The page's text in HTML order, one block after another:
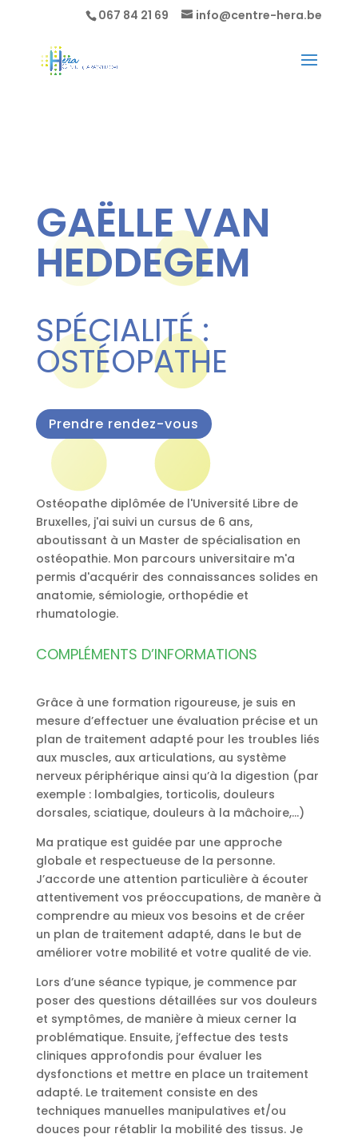
067 84 21 69 info@centre-hera.be
GAËLLE VAN
HEDDEGEM
SPÉCIALITÉ :
OSTÉOPATHE
Prendre rendez-vous
Ostéopathe diplômée de l'Université Libre de
Bruxelles, j'ai suivi un cursus de 6 ans,
aboutissant à un Master de spécialisation en
ostéopathie. Mon parcours universitaire m'a
permis d'acquérir des connaissances solides en
anatomie, sémiologie, orthopédie et
rhumatologie.
COMPLÉMENTS D’INFORMATIONS
Grâce à une formation rigoureuse, je suis en
mesure d’effectuer une évaluation précise et un
plan de traitement adapté pour les troubles liés
aux muscles, aux articulations, au système
nerveux périphérique ainsi qu’à la digestion (par
exemple : lombalgies, torticolis, douleurs
dorsales, sciatique, douleurs à la mâchoire,…)
Ma pratique est guidée par une approche
globale et respectueuse de la personne.
J’accorde une attention particulière à écouter
attentivement vos préoccupations, de manère à
comprendre au mieux vos besoins et de créer
un plan de traitement adapté, dans le but de
améliorer votre mobilité et votre qualité de vie.
Lors d’une séance typique, je commence par
poser des questions détaillées sur vos douleurs
et symptômes, de manière à mieux cerner la
problématique. Ensuite, j’effectue des tests
cliniques approfondis pour évaluer les
dysfonctions et mettre en place un traitement
adapté. Le traitement consiste en des
techniques manuelles manipulatives et/ou
douces pour rétablir la mobilité des tissus. Je